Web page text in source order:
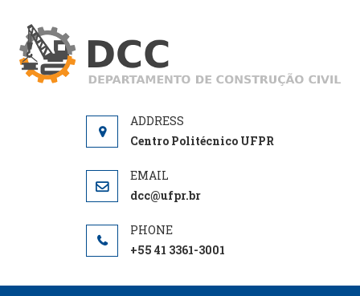
content
Centro Politécnico UFPR
dcc@ufpr.br
+55 41 3361-3001